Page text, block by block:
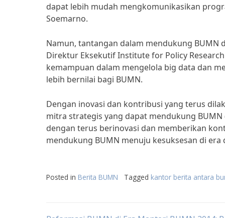
dapat lebih mudah mengkomunikasikan
Soemarno.
Namun, tantangan dalam mendukung
Direktur Eksekutif Institute for Policy
kemampuan dalam mengelola big data dan
lebih bernilai bagi BUMN.
Dengan inovasi dan kontribusi yang terus
mitra strategis yang dapat mendukung
dengan terus berinovasi dan memberikan
mendukung BUMN menuju kesuksesan di
Posted in Berita BUMN Tagged kantor berita antara